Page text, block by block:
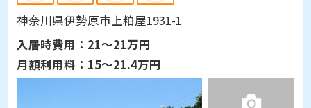
神奈川県伊勢原市上粕屋1931-1
入居時費用： 21～21万円
月額利用料： 15～21.4万円